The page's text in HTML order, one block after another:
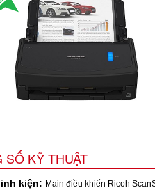
KỸ THUẬT
kiện: Main điều khiển Ricoh